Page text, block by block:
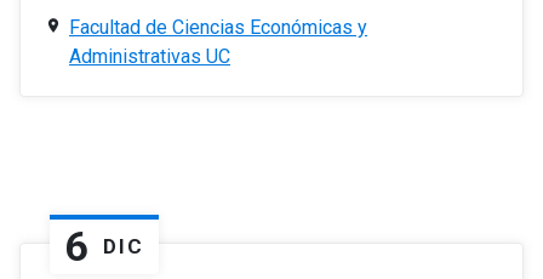
Facultad de Ciencias Económicas y
Administrativas UC
6 DIC